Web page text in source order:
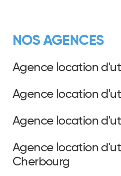
NOS AGENCES
Agence location
Agence location
Agence location
Agence location
Cherbourg